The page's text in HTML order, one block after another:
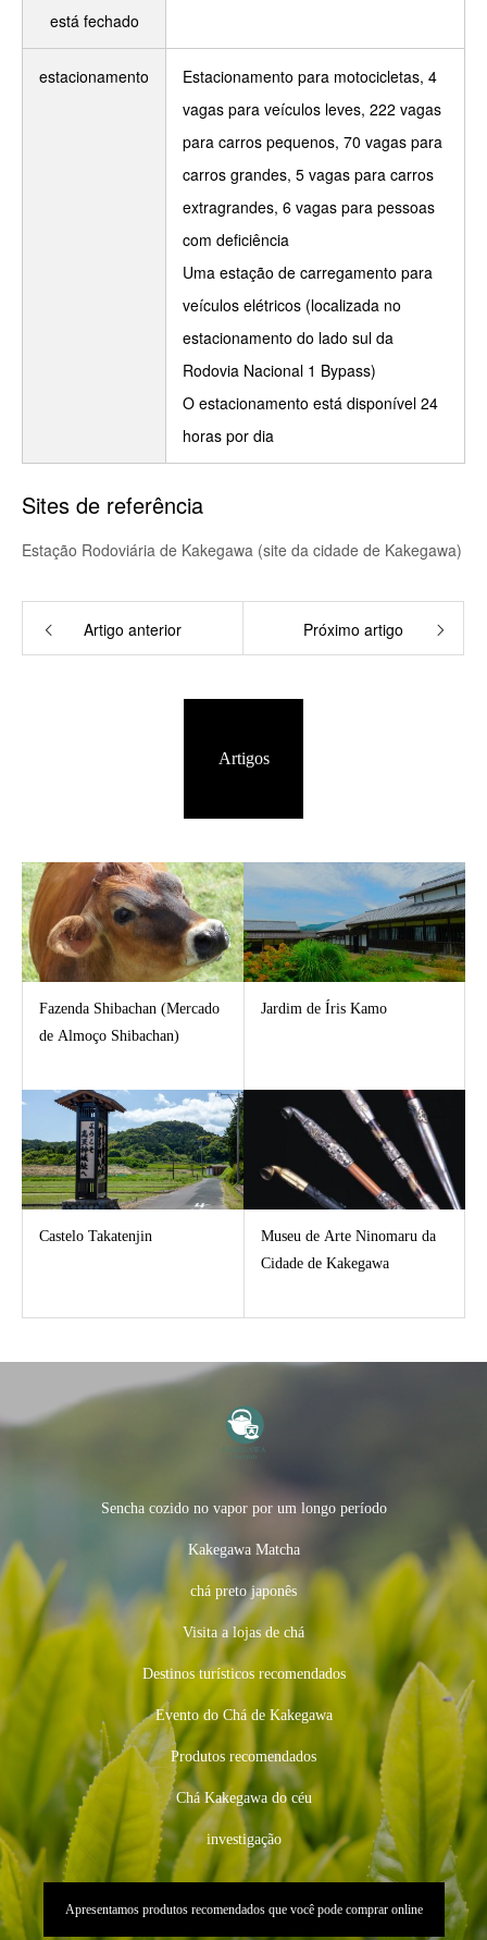
está fechado
estacionamento
Estacionamento para motocicletas, 4
vagas para veículos leves, 222 vagas
para carros pequenos, 70 vagas para
carros grandes, 5 vagas para carros
extragrandes, 6 vagas para pessoas
com deficiência
Uma estação de carregamento para
veículos elétricos (localizada no
estacionamento do lado sul da
Rodovia Nacional 1 Bypass)
O estacionamento está disponível 24
horas por dia
Sites de referência
Estação Rodoviária de Kakegawa (site da cidade de Kakegawa)
Artigo anterior Próximo artigo
Artigos
relacionados
Fazenda Shibachan (Mercado
de Almoço Shibachan)
Jardim de Íris Kamo
Castelo Takatenjin
Museu de Arte Ninomaru da
Cidade de Kakegawa
Sencha cozido no vapor por um longo período
Kakegawa Matcha
chá preto japonês
Visita a lojas de chá
Destinos turísticos recomendados
Evento do Chá de Kakegawa
Produtos recomendados
Chá Kakegawa do céu
investigação
Apresentamos produtos recomendados que você pode comprar online